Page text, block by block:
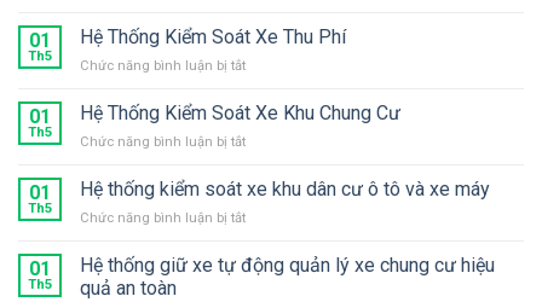
bị
giữ
chuyên
xe
gắn
01
Th5
Hệ Thống Kiểm Soát Xe Thu Phí
Chức năng bình luận bị tắtở
Thống
Soát
Thu
01
Th5
Hệ Thống Kiểm Soát Xe Khu Chung Cư
Chức năng bình luận bị tắtở
Thống
Soát
Khu
01
Th5
Hệ thống kiểm soát xe khu dân cư ô tô và xe máy
Chức năng bình luận bị tắtở
thống
kiểm
01
Th5
Hệ thống giữ xe tự động quản lý xe chung cư hiệu
quả an toàn